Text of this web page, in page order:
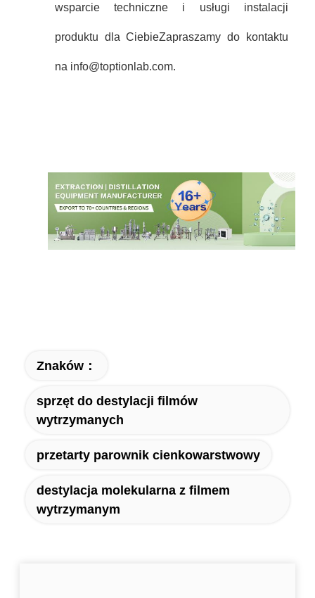
wsparcie techniczne i usługi instalacji
produktu dla CiebieZapraszamy do kontaktu
na info@toptionlab.com.
Znaków：
sprzęt do destylacji filmów
wytrzymanych
przetarty parownik cienkowarstwowy
destylacja molekularna z filmem
wytrzymanym